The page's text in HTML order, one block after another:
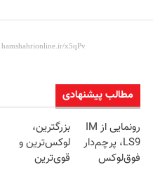
مطالب پیشنهادی
رونمایی از IM
LS9، پرچم‌دار
فوق‌لوکس
بزرگترین،
لوکس‌ترین و
قوی‌ترین